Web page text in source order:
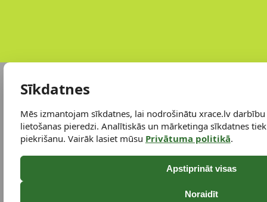
Sīkdatnes
Mēs izmantojam sīkdatnes, lai nodrošinātu xrace.lv
lietošanas pieredzi. Analītiskās un mārketinga sīkdatnes
piekrišanu. Vairāk lasiet mūsu Privātuma politikā.
Apstiprināt visas
Noraidīt